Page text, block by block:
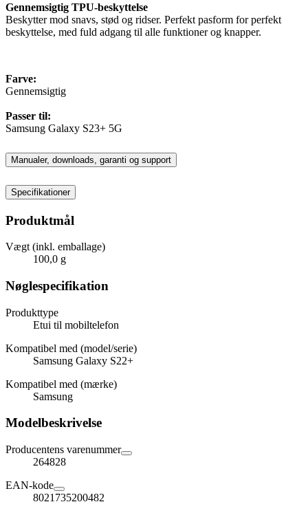
Gennemsigtig TPU-beskyttelse
Beskytter mod snavs, stød og ridser. Perfekt pasform for perfekt
beskyttelse, med fuld adgang til alle funktioner og knapper.
Farve:
Gennemsigtig
Passer til:
Samsung Galaxy S23+ 5G
Manualer, downloads, garanti og support
Specifikationer
Produktmål
Vægt (inkl. emballage)
100,0 g
Nøglespecifikation
Produkttype
Etui til mobiltelefon
Kompatibel med (model/serie)
Samsung Galaxy S22+
Kompatibel med (mærke)
Samsung
Modelbeskrivelse
Producentens varenummer
264828
EAN-kode
8021735200482